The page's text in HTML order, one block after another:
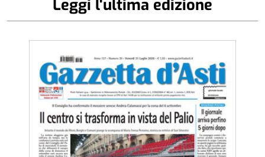
Leggi l'ultima edizione